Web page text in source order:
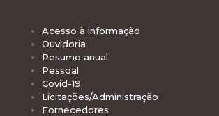
Acesso à informação
Ouvidoria
Resumo anual
Pessoal
Covid-19
Licitações/Administração
Fornecedores